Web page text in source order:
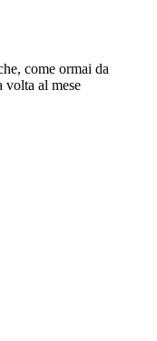
come ormai da
volta al mese